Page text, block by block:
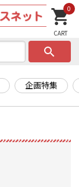
search
企画特集
0